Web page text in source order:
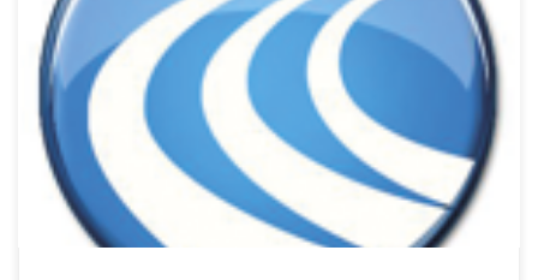
Liikuntapalvelun sis?liikuntatilojen ja koulujen liikuntasalien sulkua
jatketaan 10.1.2021 saakka, eli tilat ovat suljettuna 30.11.2020-
10.1.2021. Kaikki toiminta, myös omavalvontainen toiminta,
saleissa on kiellettyö sulun aikana. Lisäksi kaikki yli 20-vuotiaiden
harrastusvuorot talviulkokentilt? perutaan kyseisell? ajalla. Alla lista
talviulkokentistä, joilla on varattuja vuoroja. Tekonurmet T??l?n
Pallokentt? 6 Vuosaaren liikuntapuisto, Kartanon tekonurmi 2
Pirkkolan […]